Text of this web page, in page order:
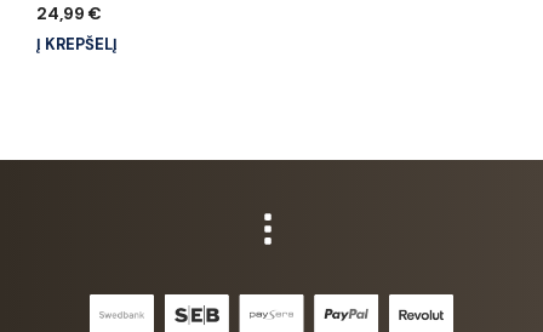
24,99 €
Į KREPŠELĮ